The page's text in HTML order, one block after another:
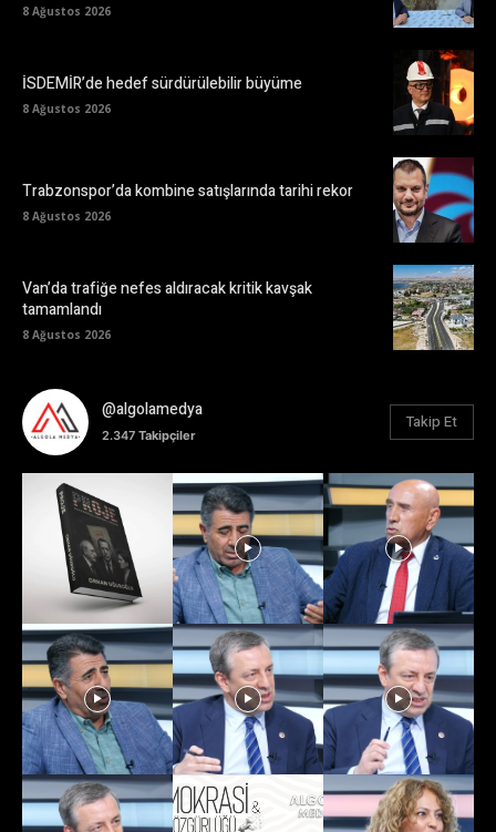
8 Ağustos 2026
İSDEMİR’de hedef sürdürülebilir büyüme
8 Ağustos 2026
Trabzonspor’da kombine satışlarında tarihi rekor
8 Ağustos 2026
Van’da trafiğe nefes aldıracak kritik kavşak
tamamlandı
8 Ağustos 2026
@algolamedya
2.347 Takipçiler
Takip Et